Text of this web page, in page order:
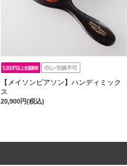
【メイソンピアソン】ハンディミック
ス
20,900円(税込)